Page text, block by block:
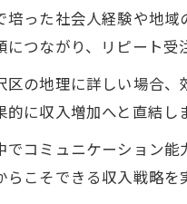
培った社会人経験や地
つながり、リピート受
区の地理に詳しい場合
に収入増加へと直結し
でコミュニケーション
こそできる収入戦略を